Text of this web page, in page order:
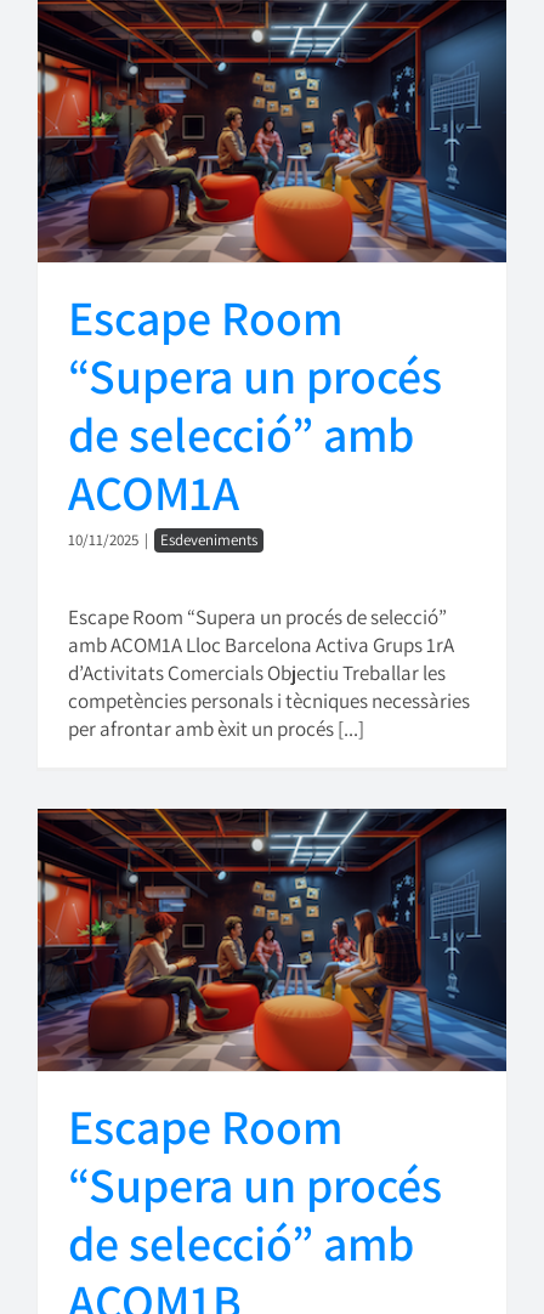
Escape Room
“Supera un procés
de selecció” amb
ACOM1A
10/11/2025 | Esdeveniments
Escape Room “Supera un procés de selecció”
amb ACOM1A Lloc Barcelona Activa Grups 1rA
d’Activitats Comercials Objectiu Treballar les
competències personals i tècniques necessàries
per afrontar amb èxit un procés [...]
Escape Room
“Supera un procés
de selecció” amb
ACOM1B